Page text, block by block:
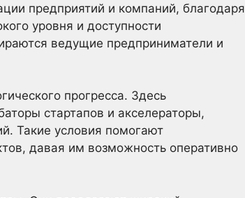
предприятий и компаний, благодаря
уровня и доступности
ведущие предприниматели и
прогресса. Здесь
стартапов и акселераторы,
Такие условия помогают
давая им возможность оперативно